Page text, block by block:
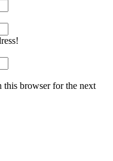
this browser for the next